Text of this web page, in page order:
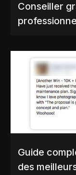
Conseiller
Guide
des